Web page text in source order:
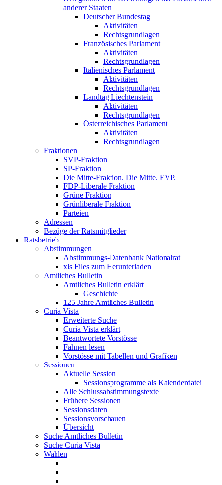
anderer Staaten
Deutscher Bundestag
Aktivitäten
Rechtsgrundlagen
Französisches Parlament
Aktivitäten
Rechtsgrundlagen
Italienisches Parlament
Aktivitäten
Rechtsgrundlagen
Landtag Liechtenstein
Aktivitäten
Rechtsgrundlagen
Österreichisches Parlament
Aktivitäten
Rechtsgrundlagen
Fraktionen
SVP-Fraktion
SP-Fraktion
Die Mitte-Fraktion. Die Mitte. EVP.
FDP-Liberale Fraktion
Grüne Fraktion
Grünliberale Fraktion
Parteien
Adressen
Bezüge der Ratsmitglieder
Ratsbetrieb
Abstimmungen
Abstimmungs-Datenbank Nationalrat
xls Files zum Herunterladen
Amtliches Bulletin
Amtliches Bulletin erklärt
Geschichte
125 Jahre Amtliches Bulletin
Curia Vista
Erweiterte Suche
Curia Vista erklärt
Beantwortete Vorstösse
Fahnen lesen
Vorstösse mit Tabellen und Grafiken
Sessionen
Aktuelle Session
Sessionsprogramme als Kalenderdatei
Alle Schlussabstimmungstexte
Frühere Sessionen
Sessionsdaten
Sessionsvorschauen
Übersicht
Suche Amtliches Bulletin
Suche Curia Vista
Wahlen